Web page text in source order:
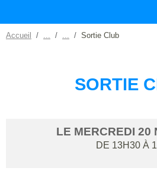
Accueil Sortie Club
SORTIE
LE MERCREDI 20
DE 13H30 À